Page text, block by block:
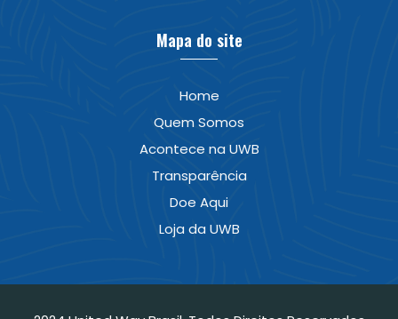
Mapa do site
Home
Quem Somos
Acontece na UWB
Transparência
Doe Aqui
Loja da UWB